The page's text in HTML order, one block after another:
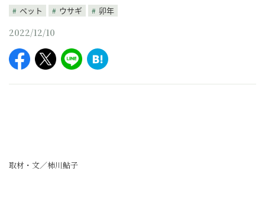
ペット
ウサギ 卯年
2022/12/10
取材・文／柿川鮎子